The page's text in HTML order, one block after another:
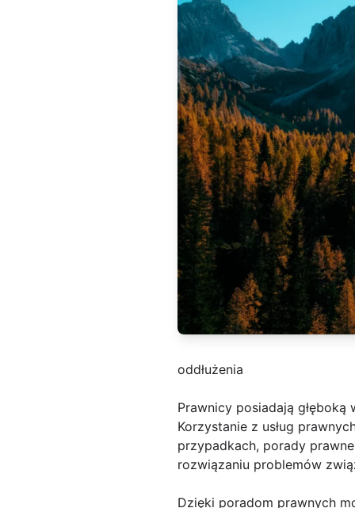
oddłużenia
Prawnicy posiadają głęboką
Korzystanie z usług
przypadkach, porady
rozwiązaniu problemów
Dzięki poradom prawnych